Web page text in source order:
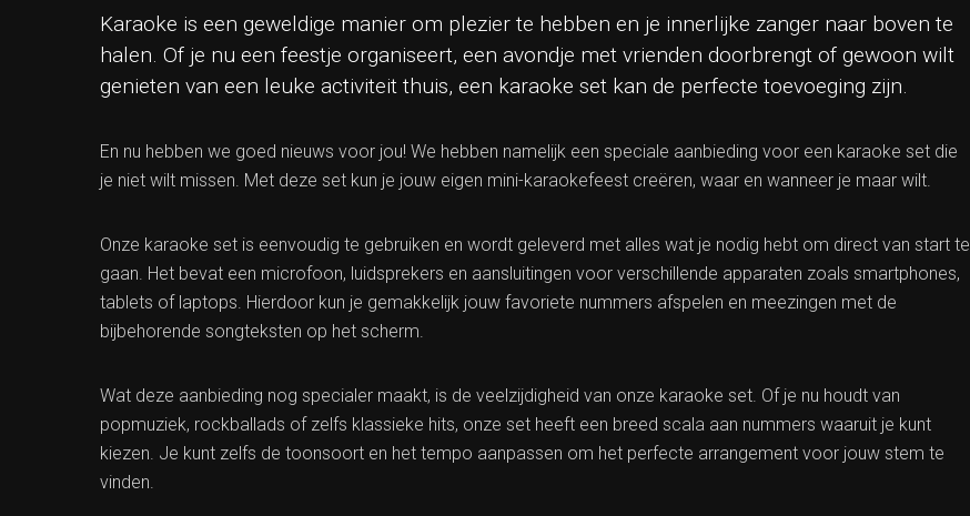
Karaoke is een geweldige manier om plezier te hebben en je innerlijke zanger naar boven te
halen. Of je nu een feestje organiseert, een avondje met vrienden doorbrengt of gewoon wilt
genieten van een leuke activiteit thuis, een karaoke set kan de perfecte toevoeging zijn.
En nu hebben we goed nieuws voor jou! We hebben namelijk een speciale aanbieding voor een karaoke set die
je niet wilt missen. Met deze set kun je jouw eigen mini-karaokefeest creëren, waar en wanneer je maar wilt.
Onze karaoke set is eenvoudig te gebruiken en wordt geleverd met alles wat je nodig hebt om direct van start te
gaan. Het bevat een microfoon, luidsprekers en aansluitingen voor verschillende apparaten zoals smartphones,
tablets of laptops. Hierdoor kun je gemakkelijk jouw favoriete nummers afspelen en meezingen met de
bijbehorende songteksten op het scherm.
Wat deze aanbieding nog specialer maakt, is de veelzijdigheid van onze karaoke set. Of je nu houdt van
popmuziek, rockballads of zelfs klassieke hits, onze set heeft een breed scala aan nummers waaruit je kunt
kiezen. Je kunt zelfs de toonsoort en het tempo aanpassen om het perfecte arrangement voor jouw stem te
vinden.